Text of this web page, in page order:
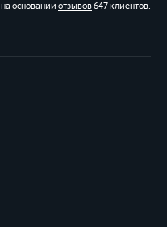
на основании отзывов647 клиентов.